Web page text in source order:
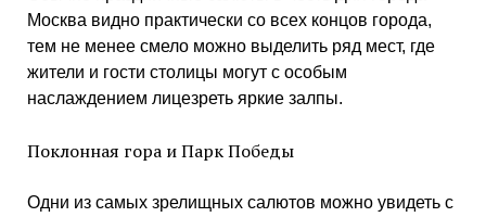
Москва видно практически со всех концов города,
тем не менее смело можно выделить ряд мест, где
жители и гости столицы могут с особым
наслаждением лицезреть яркие залпы.
Поклонная гора и Парк Победы
Одни из самых зрелищных салютов можно увидеть с